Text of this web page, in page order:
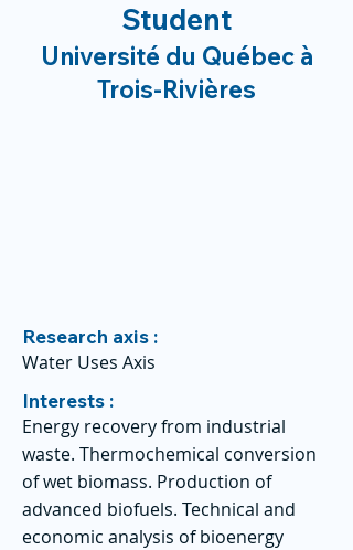
Student
Université du Québec à
Trois-Rivières
Research axis :
Water Uses Axis
Interests :
Energy recovery from industrial
waste. Thermochemical conversion
of wet biomass. Production of
advanced biofuels. Technical and
economic analysis of bioenergy